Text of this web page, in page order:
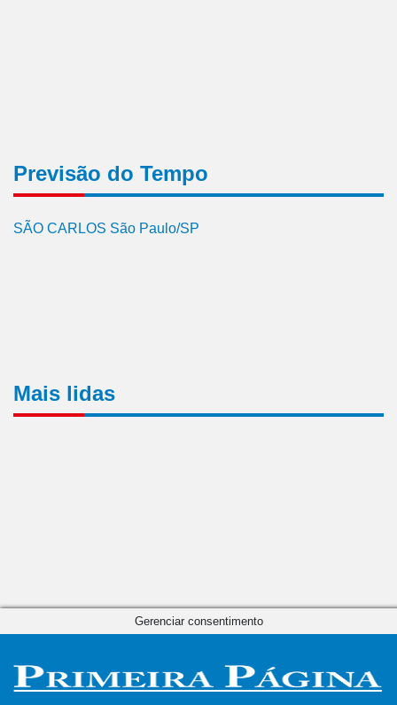
Previsão do Tempo
SÃO CARLOS São Paulo/SP
Mais lidas
Gerenciar consentimento